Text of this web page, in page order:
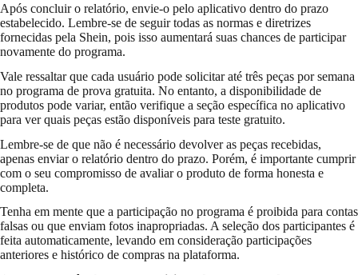
Após concluir o relatório, envie-o pelo aplicativo dentro do prazo
estabelecido. Lembre-se de seguir todas as normas e diretrizes
fornecidas pela Shein, pois isso aumentará suas chances de participar
novamente do programa.
Vale ressaltar que cada usuário pode solicitar até três peças por semana
no programa de prova gratuita. No entanto, a disponibilidade de
produtos pode variar, então verifique a seção específica no aplicativo
para ver quais peças estão disponíveis para teste gratuito.
Lembre-se de que não é necessário devolver as peças recebidas,
apenas enviar o relatório dentro do prazo. Porém, é importante cumprir
com o seu compromisso de avaliar o produto de forma honesta e
completa.
Tenha em mente que a participação no programa é proibida para contas
falsas ou que enviam fotos inapropriadas. A seleção dos participantes é
feita automaticamente, levando em consideração participações
anteriores e histórico de compras na plataforma.